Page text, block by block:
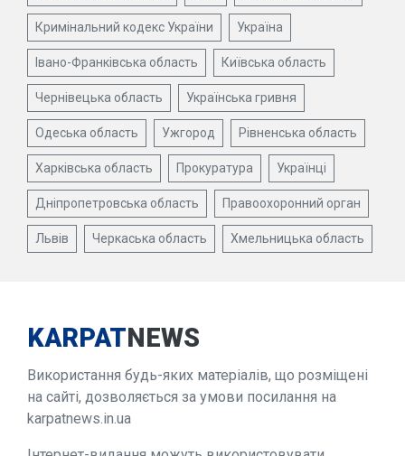
Кримінальний кодекс України Україна
Івано-Франківська область Київська область
Чернівецька область Українська гривня
Одеська область Ужгород Рівненська область
Харківська область Прокуратура Українці
Дніпропетровська область Правоохоронний орган
Львів Черкаська область Хмельницька область
KARPATNEWS
Використання будь-яких матеріалів, що розміщені
на сайті, дозволяється за умови посилання на
karpatnews.in.ua